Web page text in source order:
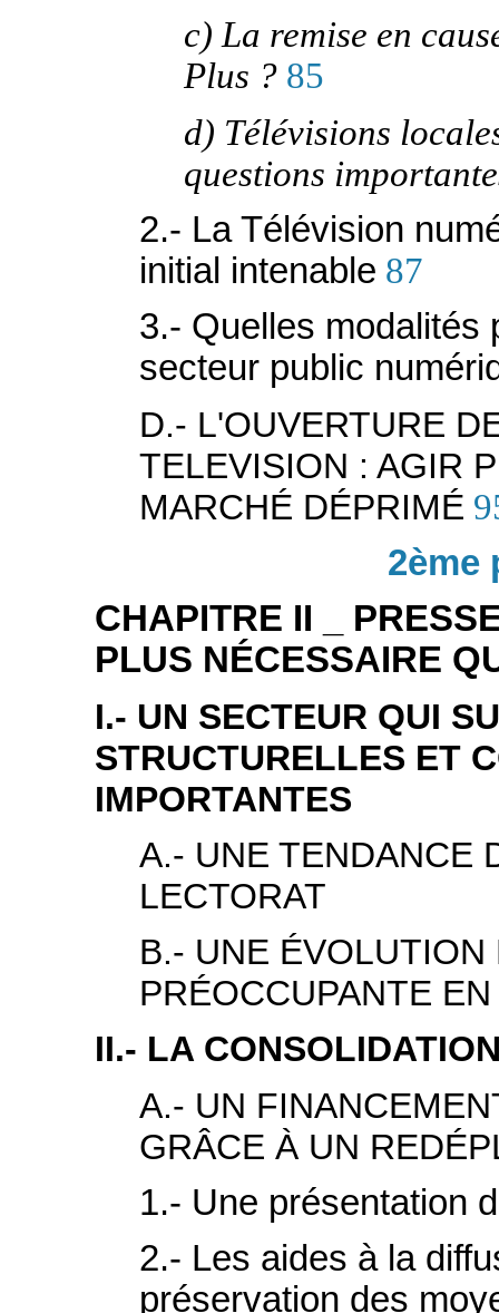
c) La remise en
Plus ? 85
d) Télévisions
questions
2.- La Télévision
initial intenable 87
3.- Quelles modalités
secteur public
D.- L'OUVERTURE
TELEVISION : AGIR
MARCHÉ DÉPRIMÉ
2ème
CHAPITRE II _
PLUS NÉCESSAIRE
I.- UN SECTEUR QUI
STRUCTURELLES ET
IMPORTANTES
A.- UNE TENDANCE
LECTORAT
B.- UNE
PRÉOCCUPANTE
II.- LA
A.- UN
GRÂCE À UN
1.- Une présentation
2.- Les aides à la
préservation des